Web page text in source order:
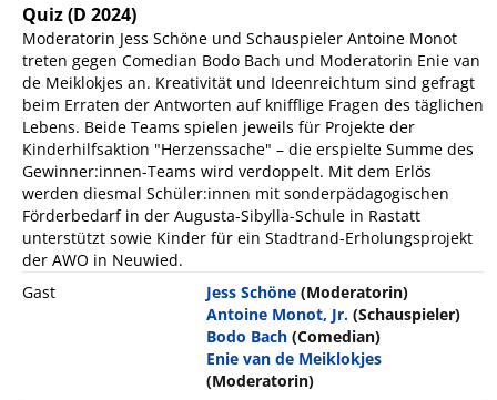
Quiz(D 2024)
Moderatorin Jess Schöne und Schauspieler Antoine Monot
treten gegen Comedian Bodo Bach und Moderatorin Enie van
de Meiklokjes an. Kreativität und Ideenreichtum sind gefragt
beim Erraten der Antworten auf knifflige Fragen des täglichen
Lebens. Beide Teams spielen jeweils für Projekte der
Kinderhilfsaktion "Herzenssache" – die erspielte Summe des
Gewinner:innen-Teams wird verdoppelt. Mit dem Erlös
werden diesmal Schüler:innen mit sonderpädagogischen
Förderbedarf in der Augusta-Sibylla-Schule in Rastatt
unterstützt sowie Kinder für ein Stadtrand-Erholungsprojekt
der AWO in Neuwied.
Gast
Jess Schöne (Moderatorin)
Antoine Monot, Jr. (Schauspieler)
Bodo Bach (Comedian)
Enie van de Meiklokjes
(Moderatorin)